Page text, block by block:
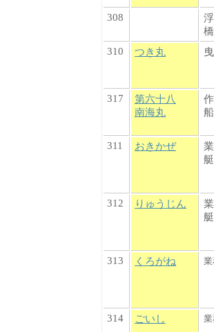
308
橋
310
つき丸
317
第六十八
南海丸
船
311 おきかぜ
艇
312 りゅうじん
艇
313 くろがね
314 ごいし